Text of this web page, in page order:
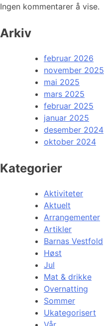
Ingen kommentarer å vise.
Arkiv
februar 2026
november 2025
mai 2025
mars 2025
februar 2025
januar 2025
desember 2024
oktober 2024
Kategorier
Aktiviteter
Aktuelt
Arrangementer
Artikler
Barnas Vestfold
Høst
Jul
Mat & drikke
Overnatting
Sommer
Ukategorisert